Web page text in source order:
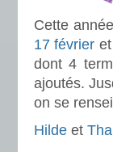
Cette
17 février
dont 4
ajoutés.
on se
Hilde et